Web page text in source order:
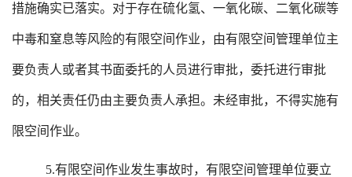
措施确实已落实。对于存在硫化氢、一氧化碳、二氧化碳等
中毒和窒息等风险的有限空间作业，由有限空间管理单位主
要负责人或者其书面委托的人员进行审批，委托进行审批
的，相关责任仍由主要负责人承担。未经审批，不得实施有
限空间作业。
5.有限空间作业发生事故时，有限空间管理单位要立